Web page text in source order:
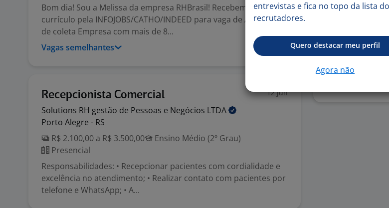
Bom dia! Sou a Melissa da empresa RHBrasil! Recebemos seu
currículo pela INFOJOBS/CATHO/INDEED para vaga de Assistente
de coleta Empresa com mais de 8...
Vagas semelhantes
Recepcionista Comercial 12 jun
Solutions RH gestão de Pessoas e Negócios LTDA
Porto Alegre - RS
R$ 2.100,00 a R$ 3.500,00
Ensino Médio (2º Grau)
Presencial
Responsabilidades: • Recepcionar pacientes com cordialidade e
excelência no atendimento; • Realizar contato com pacientes por
telefone e WhatsApp; • A...
Recepção
Denunciar
entrevistas e fica no topo da lista
recrutadores.
Quero destacar meu perfil
Agora não